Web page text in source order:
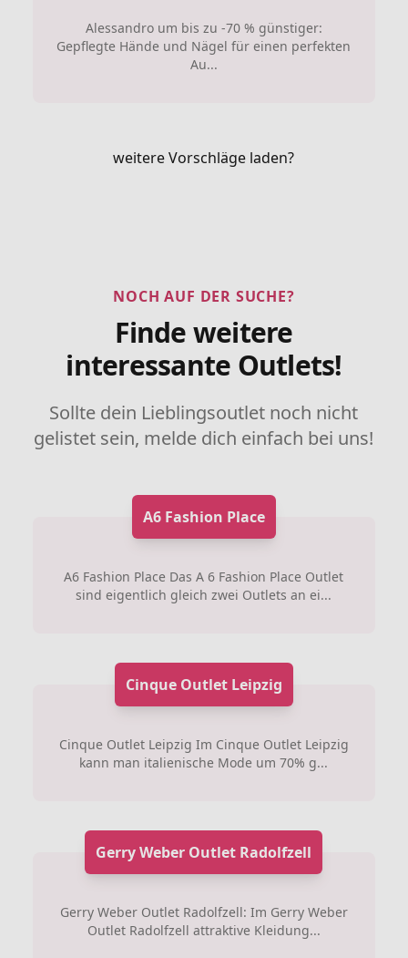
Alessandro um bis zu -70 % günstiger:
Gepflegte Hände und Nägel für einen perfekten
Au...
weitere Vorschläge laden?
NOCH AUF DER SUCHE?
Finde weitere
interessante Outlets!
Sollte dein Lieblingsoutlet noch nicht
gelistet sein, melde dich einfach bei uns!
A6 Fashion Place
A6 Fashion Place Das A 6 Fashion Place Outlet
sind eigentlich gleich zwei Outlets an ei...
Cinque Outlet Leipzig
Cinque Outlet Leipzig Im Cinque Outlet Leipzig
kann man italienische Mode um 70% g...
Gerry Weber Outlet Radolfzell
Gerry Weber Outlet Radolfzell: Im Gerry Weber
Outlet Radolfzell attraktive Kleidung...